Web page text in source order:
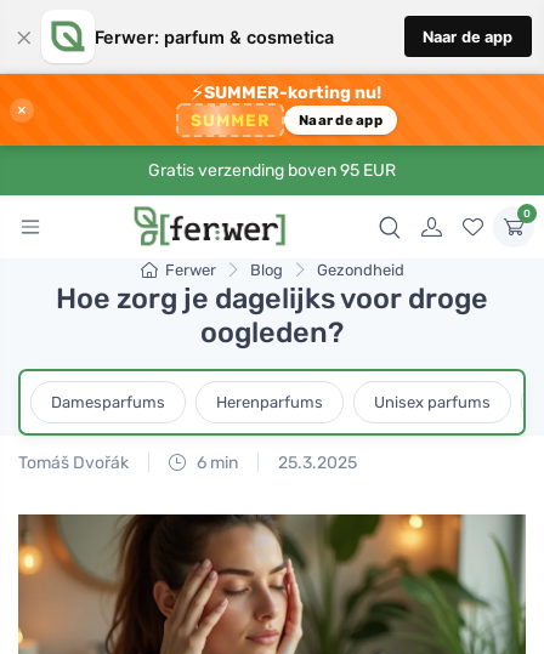
× Ferwer: parfum & cosmetica Naar de app
×
⚡SUMMER-korting nu!
SUMMER Naar de app
Gratis verzending boven 95 EUR
0
Ferwer Blog Gezondheid
Hoe zorg je dagelijks voor droge
oogleden?
Damesparfums Herenparfums Unisex parfums
Tomáš Dvořák 6 min 25.3.2025